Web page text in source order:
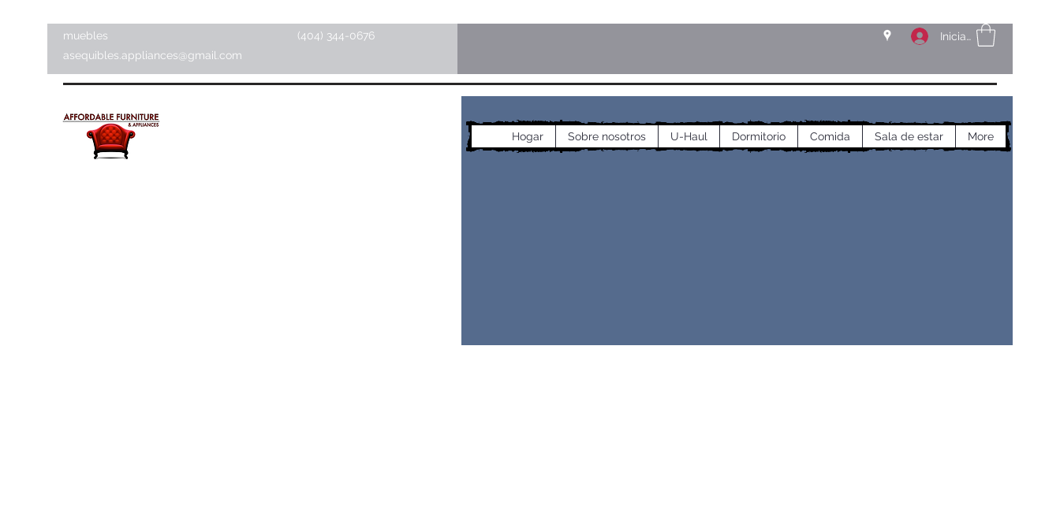
muebles
asequibles.appliances@gmail.com
(404) 344-0676 Iniciar sesión
Hogar Sobre nosotros U-Haul Dormitorio Comida Sala de estar More